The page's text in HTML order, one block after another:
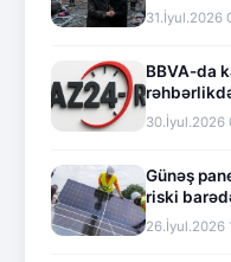
31.İyul.2026
BBVA-da
30.İyul.2026
Günəş
riski
26.İyul.2026